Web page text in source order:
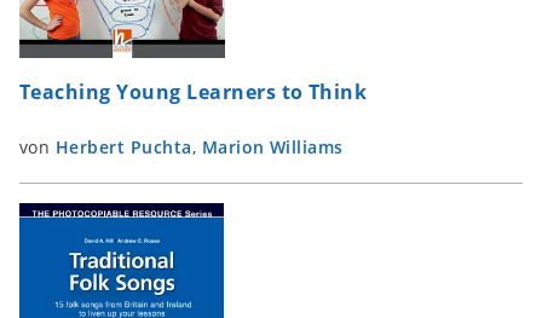
Teaching Young Learners to Think
von Herbert Puchta, Marion Williams